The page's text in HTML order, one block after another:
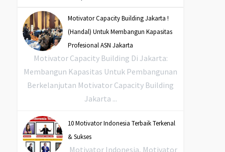
Motivator Capacity Building Jakarta !
(Handal) Untuk Membangun Kapasitas
Profesional ASN Jakarta
Motivator Capacity Building Di Jakarta:
Membangun Kapasitas Untuk Pembangunan
Berkelanjutan Motivator Capacity Building
Jakarta ...
10 Motivator Indonesia Terbaik Terkenal
& Sukses
Motivator Indonesia, Motivator